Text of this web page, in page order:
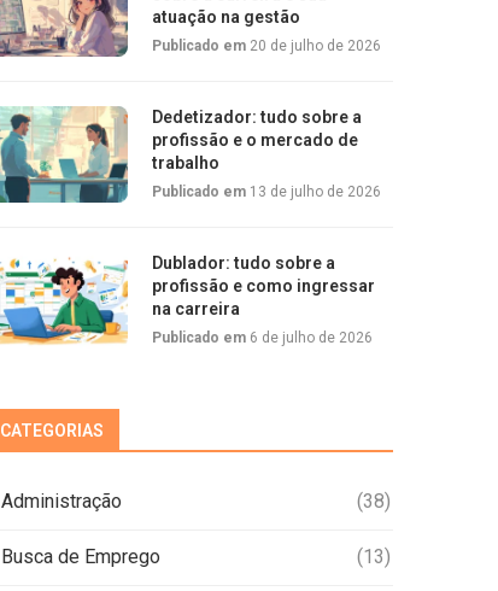
atuação na gestão
Publicado em 20 de julho de 2026
Dedetizador: tudo sobre a
profissão e o mercado de
trabalho
Publicado em 13 de julho de 2026
Dublador: tudo sobre a
profissão e como ingressar
na carreira
Publicado em 6 de julho de 2026
CATEGORIAS
Administração (38)
Busca de Emprego (13)